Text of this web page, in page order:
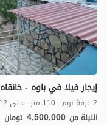
إيجار فيلا في باوه - خانقاه
2 غرفة نوم . 110 متر . حتى 12 ضيف
الليلة من 4,500,000 تومان